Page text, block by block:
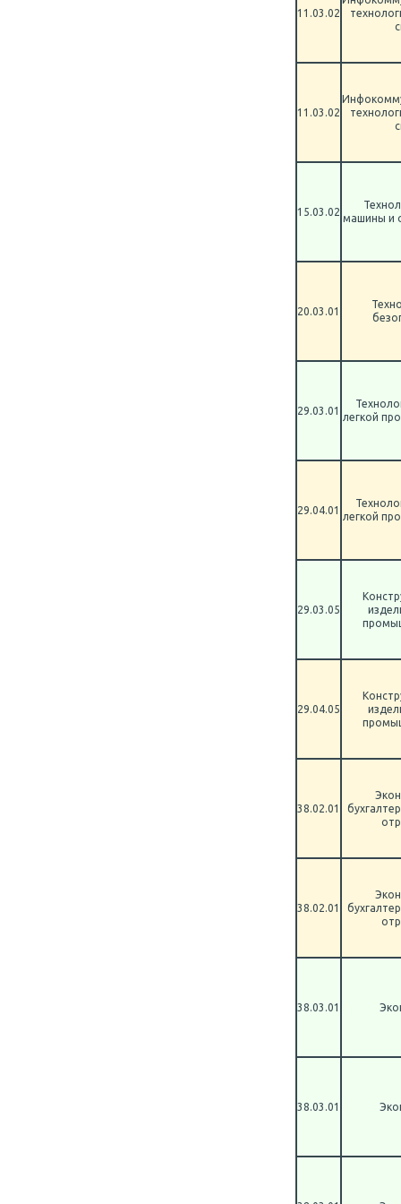
11.03.02
11.03.02
15.03.02
машины и
20.03.01
29.03.01
легкой
29.04.01
легкой
29.03.05
29.04.05
38.02.01
38.02.01
38.03.01
38.03.01